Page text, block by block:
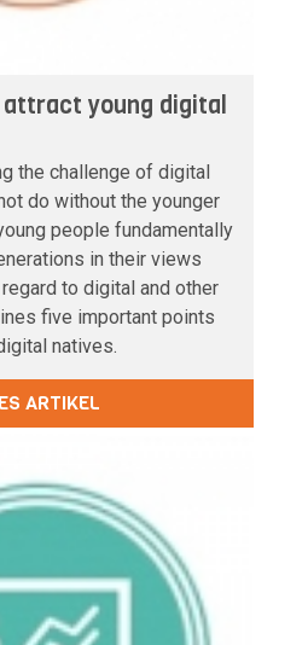
young digital
the challenge of digital
do without the younger
people fundamentally
in their views
to digital and other
five important points
natives.
ARTIKEL